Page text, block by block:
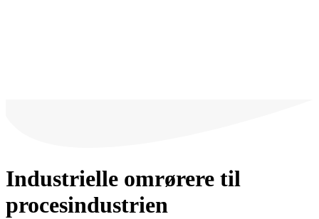
Industrielle omrørere til
procesindustrien